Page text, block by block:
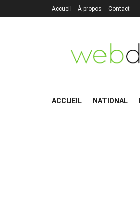
Accueil À propos Contact
ACCUEIL NATIONAL